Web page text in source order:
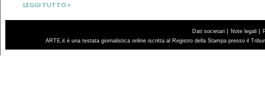
LEGGI TUTTO >
Dati societari | Note legali |
ARTE.it è una testata giornalistica online iscritta al Registro della Stampa presso il